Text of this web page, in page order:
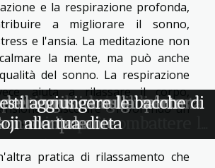
e la respirazione profonda,
a migliorare il sonno,
e l'ansia. La meditazione non
la mente, ma può anche
del sonno. La respirazione
aiuta a rilassare il corpo,
muscolare e favorendo un
pratica di rilassamento che
del silenzio: come
può combattere lo
stress
dei bagni di foresta
energia: consigli per un
riposante
musica sulla salute
mentale
aggiungere le bacche di
alla tua dieta